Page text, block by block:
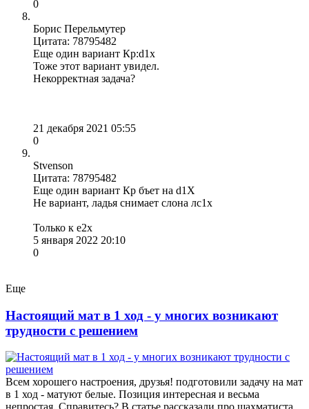
0
Борис Перельмутер
Цитата: 78795482
Еще один вариант Кр:d1х
Тоже этот вариант увидел.
Некорректная задача?
21 декабря 2021 05:55
0
Stvenson
Цитата: 78795482
Еще один вариант Кр бъет на d1X
Не вариант, ладья снимает слона лс1х
Только к е2х
5 января 2022 20:10
0
Еще
Настоящий мат в 1 ход - у многих возникают
трудности с решением
Всем хорошего настроения, друзья! подготовили задачу на мат
в 1 ход - матуют белые. Позиция интересная и весьма